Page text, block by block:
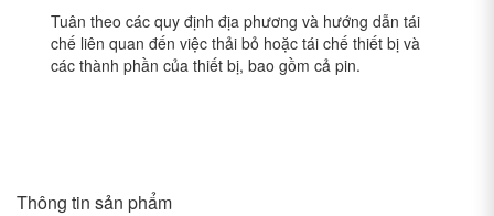
Tuân theo các quy định địa phương và hướng dẫn tái
chế liên quan đến việc thải bỏ hoặc tái chế thiết bị và
các thành phần của thiết bị, bao gồm cả pin.
Thông tin sản phẩm